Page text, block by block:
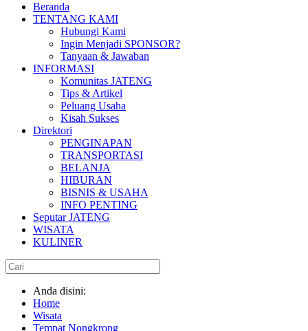
Beranda
TENTANG KAMI
Hubungi Kami
Ingin Menjadi SPONSOR?
Tanyaan & Jawaban
INFORMASI
Komunitas JATENG
Tips & Artikel
Peluang Usaha
Kisah Sukses
Direktori
PENGINAPAN
TRANSPORTASI
BELANJA
HIBURAN
BISNIS & USAHA
INFO PENTING
Seputar JATENG
WISATA
KULINER
Anda disini:
Home
Wisata
Tempat Nongkrong